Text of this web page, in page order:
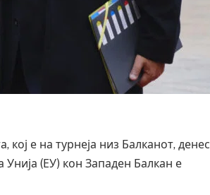
е на турнеја низ Балканот, денес
Унија (ЕУ) кон Западен Балкан е